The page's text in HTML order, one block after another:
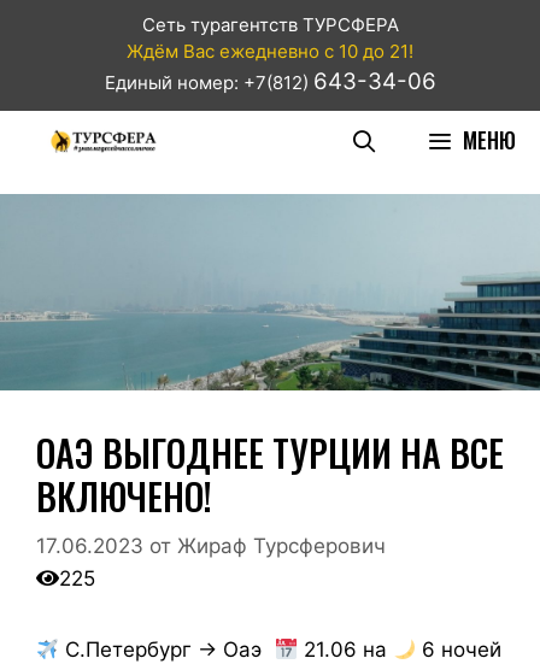
Сеть турагентств ТУРСФЕРА
Ждём Вас ежедневно с 10 до 21!
Единый номер: +7(812) 643-34-06
МЕНЮ
ОАЭ ВЫГОДНЕЕ ТУРЦИИ НА ВСЕ
ВКЛЮЧЕНО!
17.06.2023 от Жираф Турсферович
225
С.Петербург → Оаэ 21.06 на 6 ночей